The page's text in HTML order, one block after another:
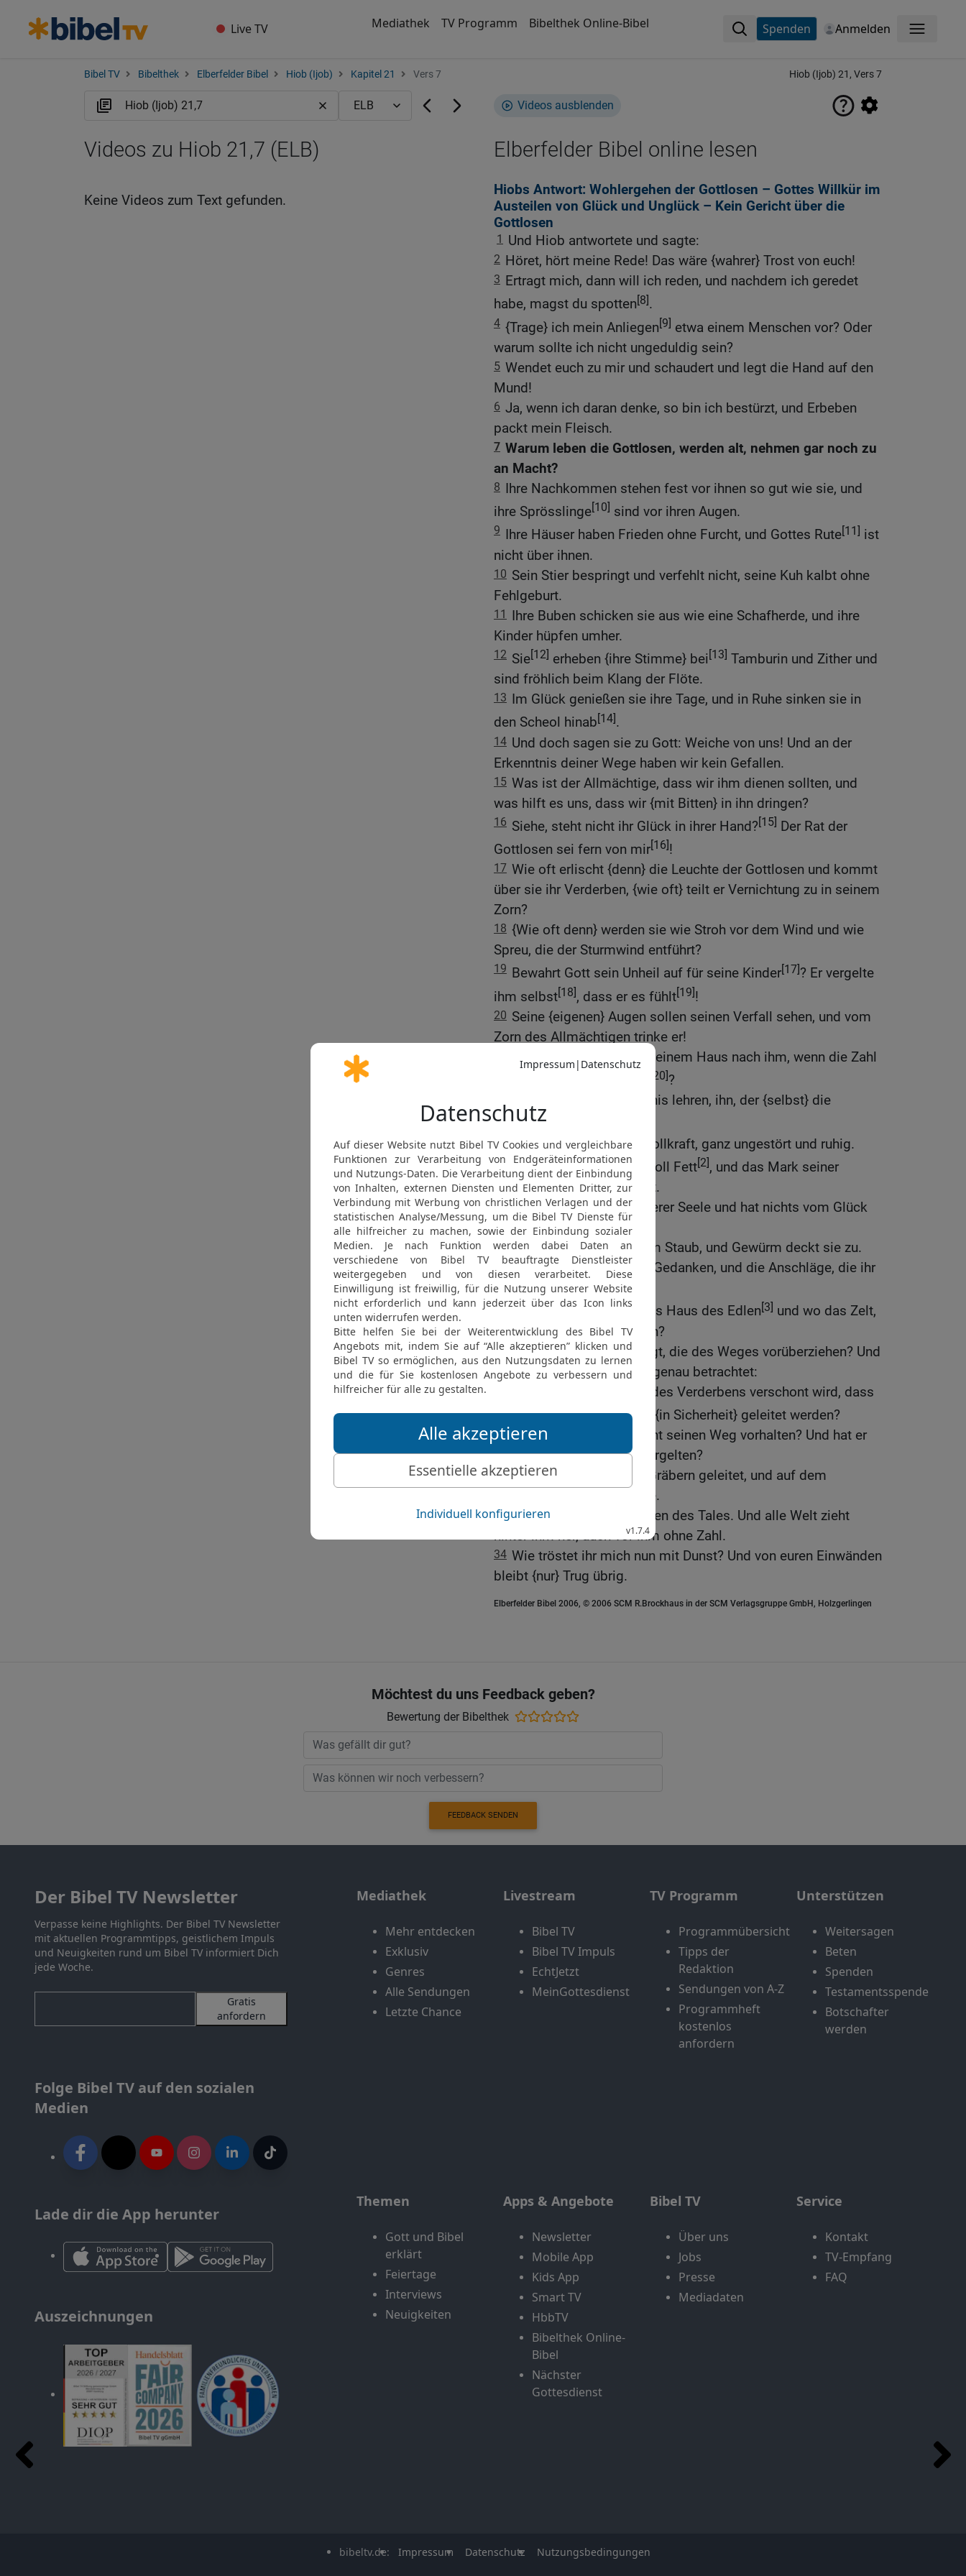
Live TV Mediathek TV Programm Bibelthek Online-Bibel Spenden Anmelden Menü
Bibel TV Bibelthek Elberfelder Bibel Hiob (Ijob) Kapitel 21 Vers 7 Hiob (Ijob) 21, Vers 7
Videos ausblenden
Elberfelder Bibel online lesen
Hiobs Antwort: Wohlergehen der Gottlosen – Gottes Willkür im
Austeilen von Glück und Unglück – Kein Gericht über die
Gottlosen
1 Und Hiob antwortete und sagte:
2 Höret, hört meine Rede! Das wäre {wahrer} Trost von euch!
3 Ertragt mich, dann will ich reden, und nachdem ich geredet
habe, magst du spotten[8].
4 {Trage} ich mein Anliegen[9] etwa einem Menschen vor? Oder
warum sollte ich nicht ungeduldig sein?
5 Wendet euch zu mir und schaudert und legt die Hand auf den
Mund!
6 Ja, wenn ich daran denke, so bin ich bestürzt, und Erbeben
packt mein Fleisch.
7 Warum leben die Gottlosen, werden alt, nehmen gar noch zu
an Macht?
8 Ihre Nachkommen stehen fest vor ihnen so gut wie sie, und
ihre Sprösslinge[10] sind vor ihren Augen.
9 Ihre Häuser haben Frieden ohne Furcht, und Gottes Rute[11] ist
nicht über ihnen.
10 Sein Stier bespringt und verfehlt nicht, seine Kuh kalbt ohne
Fehlgeburt.
11 Ihre Buben schicken sie aus wie eine Schafherde, und ihre
Kinder hüpfen umher.
12 Sie[12] erheben {ihre Stimme} bei [13] Tamburin und Zither und
sind fröhlich beim Klang der Flöte.
13 Im Glück genießen sie ihre Tage, und in Ruhe sinken sie in
den Scheol hinab[14].
14 Und doch sagen sie zu Gott: Weiche von uns! Und an der
Erkenntnis deiner Wege haben wir kein Gefallen.
15 Was ist der Allmächtige, dass wir ihm dienen sollten, und
was hilft es uns, dass wir {mit Bitten} in ihn dringen?
16 Siehe, steht nicht ihr Glück in ihrer Hand?[15] Der Rat der
Gottlosen sei fern von mir[16]!
17 Wie oft erlischt {denn} die Leuchte der Gottlosen und kommt
über sie ihr Verderben, {wie oft} teilt er Vernichtung zu in seinem
Zorn?
18 {Wie oft denn} werden sie wie Stroh vor dem Wind und wie
Spreu, die der Sturmwind entführt?
19 Bewahrt Gott sein Unheil auf für seine Kinder[17]? Er vergelte
ihm selbst[18], dass er es fühlt[19]!
20 Seine {eigenen} Augen sollen seinen Verfall sehen, und vom
Zorn des Allmächtigen trinke er!
Denn was liegt ihm an seinem Haus nach ihm, wenn die Zahl
[20]?
Kann man Gott Erkenntnis lehren, ihn, der {selbst} die
Erhabenen
23 Dieser stirbt in seiner Vollkraft, ganz ungestört und ruhig.
24 Seine Schenkel[1]sind voll Fett[2], und das Mark seiner
Gebeine ist {wohl} getränkt.
25 Und jener stirbt mit bitterer Seele und hat nichts vom Glück
genossen.
26 Zusammen liegen sie im Staub, und Gewürm deckt sie zu.
27 Siehe, ich erkenne eure Gedanken, und die Anschläge, die ihr
gegen mich ersinnt.
28 Denn ihr sagt: Wo ist das Haus des Edlen[3] und wo das Zelt,
die Wohnung der Gottlosen?
29 Habt ihr die nicht befragt, die des Weges vorüberziehen? Und
habt ihr ihre Zeichen nicht genau betrachtet:
dass der Böse am Tag des Verderbens verschont wird, dass
sie am Tag des Grimms
{in Sicherheit} geleitet werden?
31 Wer wird ihm ins Gesicht seinen Weg vorhalten? Und hat er
gehandelt, wer wird ihm vergelten?
32 Er aber, er wird zu den Gräbern geleitet, und auf dem
Grabhügel hält man Wache.
33 Süß sind ihm die Schollen des Tales. Und alle Welt zieht
hinter ihm her, auch vor ihm ohne Zahl.
34 Wie tröstet ihr mich nun mit Dunst? Und von euren Einwänden
bleibt {nur} Trug übrig.
Elberfelder Bibel 2006, © 2006 SCM R.Brockhaus in der SCM Verlagsgruppe GmbH, Holzgerlingen
Videos zu Hiob 21,7 (ELB)
Keine Videos zum Text gefunden.
Möchtest du uns Feedback geben?
Bewertung der Bibelthek
FEEDBACK SENDEN
Der Bibel TV Newsletter
Verpasse keine Highlights. Der Bibel TV Newsletter
mit aktuellen Programmtipps, geistlichem Impuls
und Neuigkeiten rund um Bibel TV informiert Dich
jede Woche.
Gratis
anfordern
Folge Bibel TV auf den sozialen
Medien
Lade dir die App herunter
Auszeichnungen
Mediathek
Mehr entdecken
Exklusiv
Genres
Alle Sendungen
Letzte Chance
Livestream
Bibel TV
Bibel TV Impuls
EchtJetzt
MeinGottesdienst
TV Programm
Programmübersicht
Tipps der
Redaktion
Sendungen von A-Z
Programmheft
kostenlos
anfordern
Unterstützen
Weitersagen
Beten
Spenden
Testamentsspende
Botschafter
werden
Themen
Gott und Bibel
erklärt
Feiertage
Interviews
Neuigkeiten
Apps & Angebote
Newsletter
Mobile App
Kids App
Smart TV
HbbTV
Bibelthek Online-
Bibel
Nächster
Gottesdienst
Bibel TV
Über uns
Jobs
Presse
Mediadaten
Service
Kontakt
TV-Empfang
FAQ
bibeltv.de: Impressum Datenschutz Nutzungsbedingungen